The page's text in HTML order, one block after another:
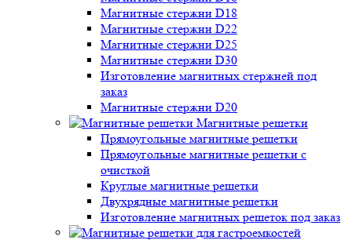
Магнитные стержни D18
Магнитные стержни D22
Магнитные стержни D25
Магнитные стержни D30
Изготовление магнитных стержней под
заказ
Магнитные стержни D20
Магнитные решетки
Прямоугольные магнитные решетки
Прямоугольные магнитные решетки с
очисткой
Круглые магнитные решетки
Двухрядные магнитные решетки
Изготовление магнитных решеток под заказ